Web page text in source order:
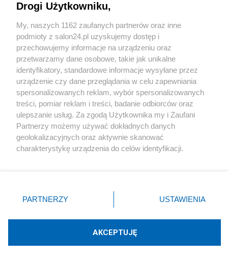
Sport
Społeczeństwo
Kultura
X Facebook Instagram Youtube
Technologię dostarcza:W3media.pl
Drogi Użytkowniku,
My, naszych 1162 zaufanych partnerów oraz inne
podmioty z salon24.pl uzyskujemy dostęp i
przechowujemy informacje na urządzeniu oraz
przetwarzamy dane osobowe, takie jak unikalne
identyfikatory, standardowe informacje wysyłane przez
urządzenie czy dane przeglądania w celu zapewniania
spersonalizowanych reklam, wybór spersonalizowanych
treści, pomiar reklam i treści, badanie odbiorców oraz
ulepszanie usług. Za zgodą Użytkownika my i Zaufani
Partnerzy możemy używać dokładnych danych
geolokalizacyjnych oraz aktywnie skanować
charakterystykę urządzenia do celów identyfikacji.
zmienić/wycofać klikając przycisk ustawień prywatności
znajdujący się w lewym dolnym rogu strony
rodzaje przetwarzania danych nie wymagają zgody
użytkownika, ale masz prawo sprzeciwić się takiemu
PARTNERZY USTAWIENIA
AKCEPTUJĘ